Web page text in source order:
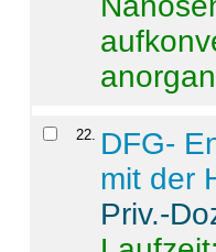
22
DFG-
mit der
Priv.-